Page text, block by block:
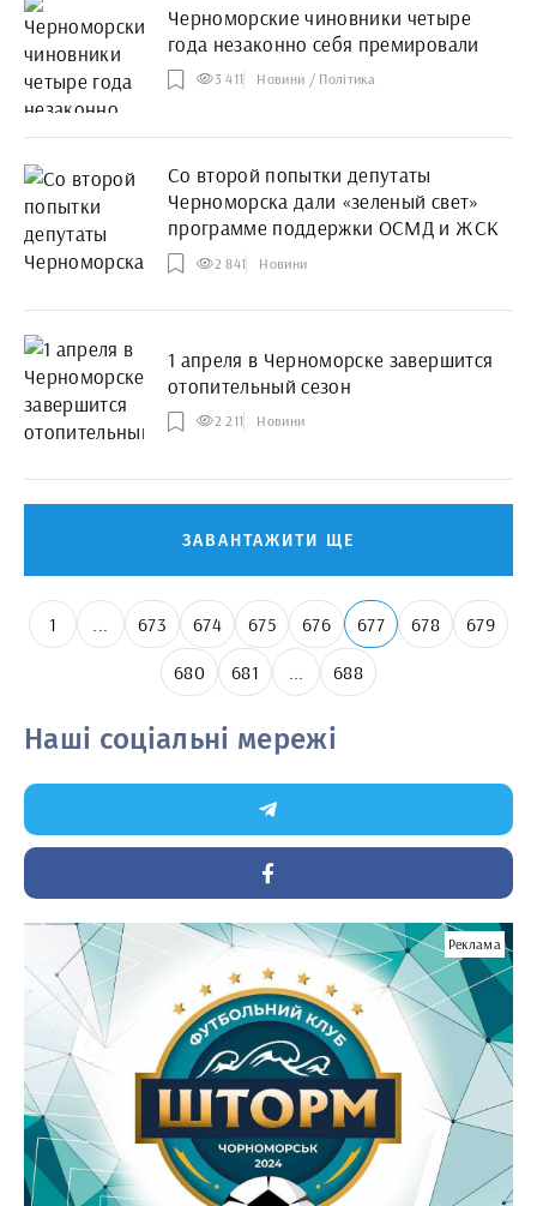
Черноморские чиновники четыре
года незаконно себя премировали
3 411 Новини / Політика
Со второй попытки депутаты
Черноморска дали «зеленый свет»
программе поддержки ОСМД и ЖСК
2 841 Новини
1 апреля в Черноморске завершится
отопительный сезон
2 211 Новини
ЗАВАНТАЖИТИ ЩЕ
1 ... 673 674 675 676 677 678
679
680
681 ... 688
Наші соціальні мережі
Реклама